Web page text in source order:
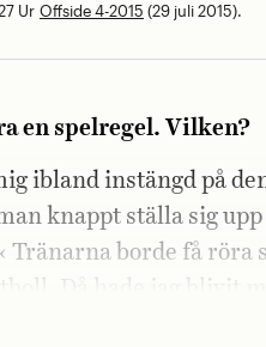
Ur Offside 4-2015 (29 juli 2015).
en spelregel. Vilken?
ibland instängd på
knappt ställa sig
Tränarna borde få röra